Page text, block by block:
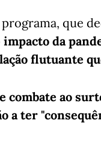
que
impacto da
flutuante
combate ao
a ter